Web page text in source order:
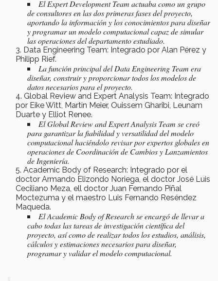
ElExpert Development Team actuaba como un grupo
de consultores en las dos primeras fases del proyecto,
aportando la información y los conocimientos para diseñar
y programar un modelo computacional capaz de simular
las operaciones del departamento estudiado.
Data Engineering Team: Integrado por Alan Pérez y
Philipp Rief.
La función principal del Data Engineering Team era
diseñar, construir y proporcionar todos los modelos de
datos necesarios para el proyecto.
Global Review and Expert Analysis Team: Integrado
por Eike Witt, Martin Meier, Ouissem Gharibi, Leunam
Duarte y Elliot Renee.
ElGlobal Review and Expert Analysis Team se creó
para garantizar la fiabilidad y versatilidad del modelo
computacional haciéndolo revisar por expertos globales en
operaciones de Coordinación de Cambios y Lanzamientos
de Ingeniería.
Academic Body of Research: Integrado por el
doctor Armando Elizondo Noriega, el doctor José Luis
Ceciliano Meza, ell doctor Juan Fernando Piñal
Moctezuma y el maestro Luis Fernando Reséndez
Maqueda.
ElAcademic Body of Researchse encargó de llevar a
cabo todas las tareas de investigación científica del
proyecto, así como de realizar todos los estudios, análisis,
cálculos y estimaciones necesarios para diseñar,
programar y validar el modelo computacional.